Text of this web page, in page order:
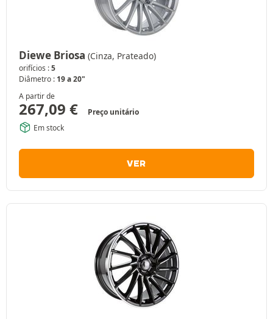
Diewe Briosa (Cinza, Prateado)
orifícios :5
Diâmetro : 19 a 20"
A partir de
267,09 €
Preço unitário
Em stock
VER